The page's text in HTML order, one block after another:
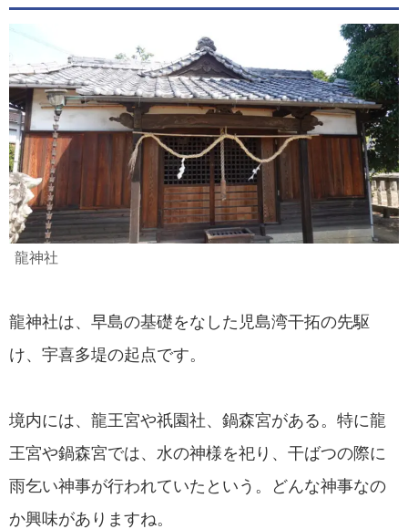
龍神社
龍神社は、早島の基礎をなした児島湾干拓の先駆
け、宇喜多堤の起点です。
境内には、龍王宮や祇園社、鍋森宮がある。特に龍
王宮や鍋森宮では、水の神様を祀り、干ばつの際に
雨乞い神事が行われていたという。どんな神事なの
か興味がありますね。